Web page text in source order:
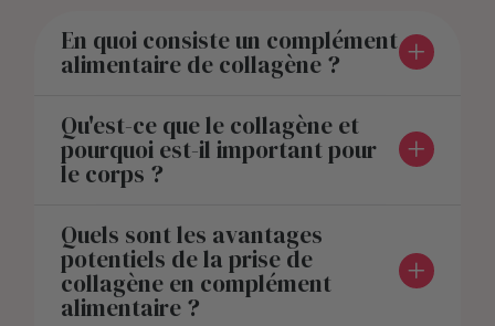
En quoi consiste un complément
alimentaire de collagène ?
Qu'est-ce que le collagène et
pourquoi est-il important pour
le corps ?
Quels sont les avantages
potentiels de la prise de
collagène en complément
alimentaire ?